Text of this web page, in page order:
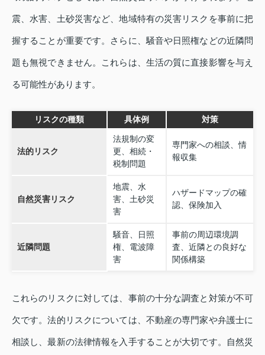
震、水害、土砂災害など、地域特有の災害リスクを事前に把
握することが重要です。さらに、騒音や日照権などの近隣問
題も無視できません。これらは、生活の質に直接影響を与え
る可能性があります。
リスクの種類 具体例 対策
法的リスク
法規制の変
更、相続・
税制問題
専門家への相談、情
報収集
自然災害リスク
地震、水
害、土砂災
害
ハザードマップの確
認、保険加入
近隣問題
騒音、日照
権、電波障
害
事前の周辺環境調
査、近隣との良好な
関係構築
これらのリスクに対しては、事前の十分な調査と対策が不可
欠です。法的リスクについては、不動産の専門家や弁護士に
相談し、最新の法律情報を入手することが大切です。自然災